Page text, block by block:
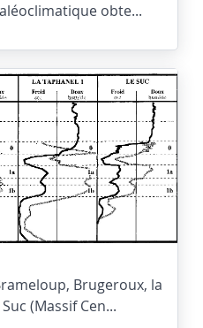
obte...
Brugeroux, la
(Massif Cen...